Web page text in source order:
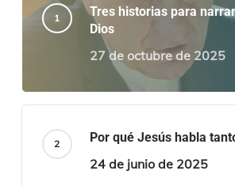
Tres historias para
Dios
27 de octubre de 2025
Por qué Jesús habla
24 de junio de 2025